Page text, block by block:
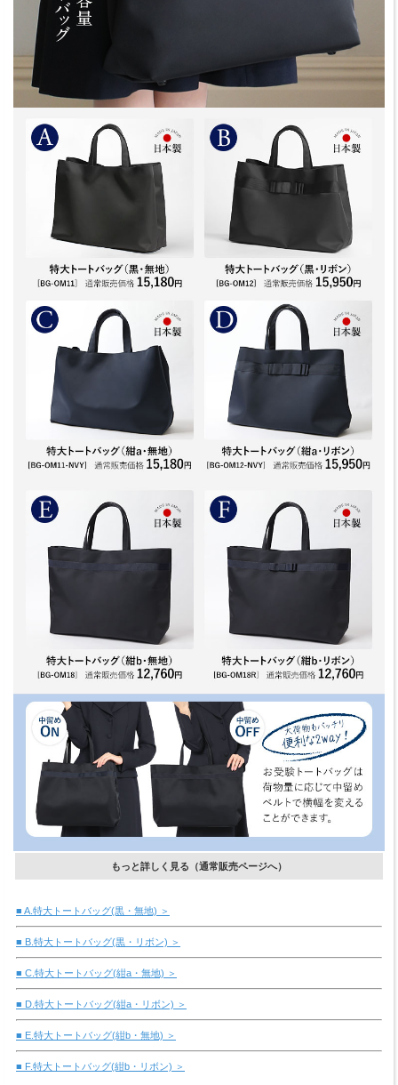
もっと詳しく見る（通常販売ページへ）
■ A.特大トートバッグ(黒・無地) ＞
■ B.特大トートバッグ(黒・リボン) ＞
■ C.特大トートバッグ(紺a・無地) ＞
■ D.特大トートバッグ(紺a・リボン) ＞
■ E.特大トートバッグ(紺b・無地) ＞
■ F.特大トートバッグ(紺b・リボン) ＞